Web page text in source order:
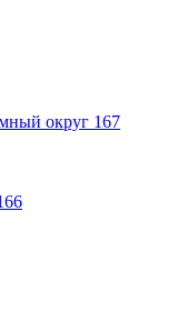
округ 167